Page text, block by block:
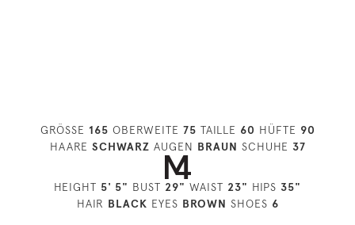
GRÖSSE 165 OBERWEITE 75 TAILLE 60 HÜFTE 90
HAARE SCHWARZ AUGEN BRAUN SCHUHE 37
HEIGHT 5' 5" BUST 29" WAIST 23" HIPS 35"
HAIR BLACK EYES BROWN SHOES 6